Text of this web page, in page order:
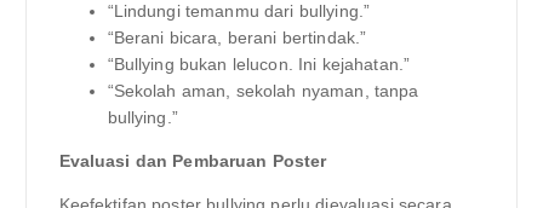
“Lindungi temanmu dari bullying.”
“Berani bicara, berani bertindak.”
“Bullying bukan lelucon. Ini kejahatan.”
“Sekolah aman, sekolah nyaman, tanpa
bullying.”
Evaluasi dan Pembaruan Poster